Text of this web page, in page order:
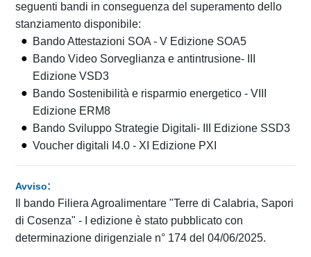
seguenti bandi in conseguenza del superamento dello
stanziamento disponibile:
Bando Attestazioni SOA - V Edizione SOA5
Bando Video Sorveglianza e antintrusione- III
Edizione VSD3
Bando Sostenibilità e risparmio energetico - VIII
Edizione ERM8
Bando Sviluppo Strategie Digitali- III Edizione SSD3
Voucher digitali I4.0 - XI Edizione PXI
Avviso:
Il bando Filiera Agroalimentare "Terre di Calabria, Sapori
di Cosenza" - I edizione è stato pubblicato con
determinazione dirigenziale n° 174 del 04/06/2025.